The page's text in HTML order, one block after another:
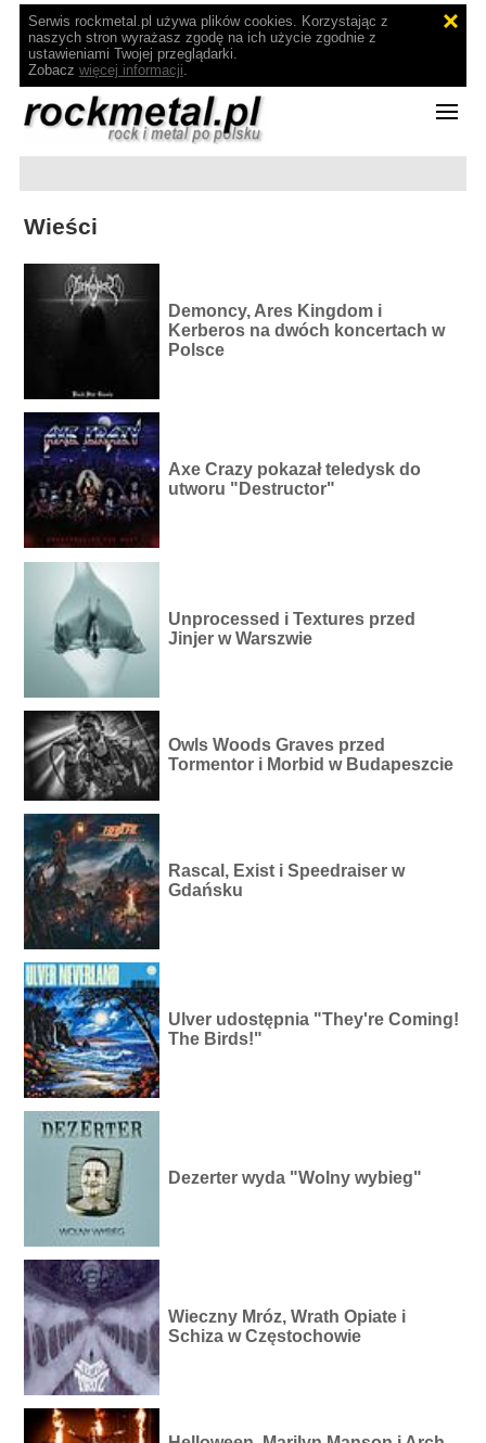
Serwis rockmetal.pl używa plików cookies. Korzystając z
naszych stron wyrażasz zgodę na ich użycie zgodnie z
ustawieniami Twojej przeglądarki.
Zobacz więcej informacji.
Wieści
Demoncy, Ares Kingdom i
Kerberos na dwóch koncertach w
Polsce
Axe Crazy pokazał teledysk do
utworu "Destructor"
Unprocessed i Textures przed
Jinjer w Warszwie
Owls Woods Graves przed
Tormentor i Morbid w Budapeszcie
Rascal, Exist i Speedraiser w
Gdańsku
Ulver udostępnia "They're Coming!
The Birds!"
Dezerter wyda "Wolny wybieg"
Wieczny Mróz, Wrath Opiate i
Schiza w Częstochowie